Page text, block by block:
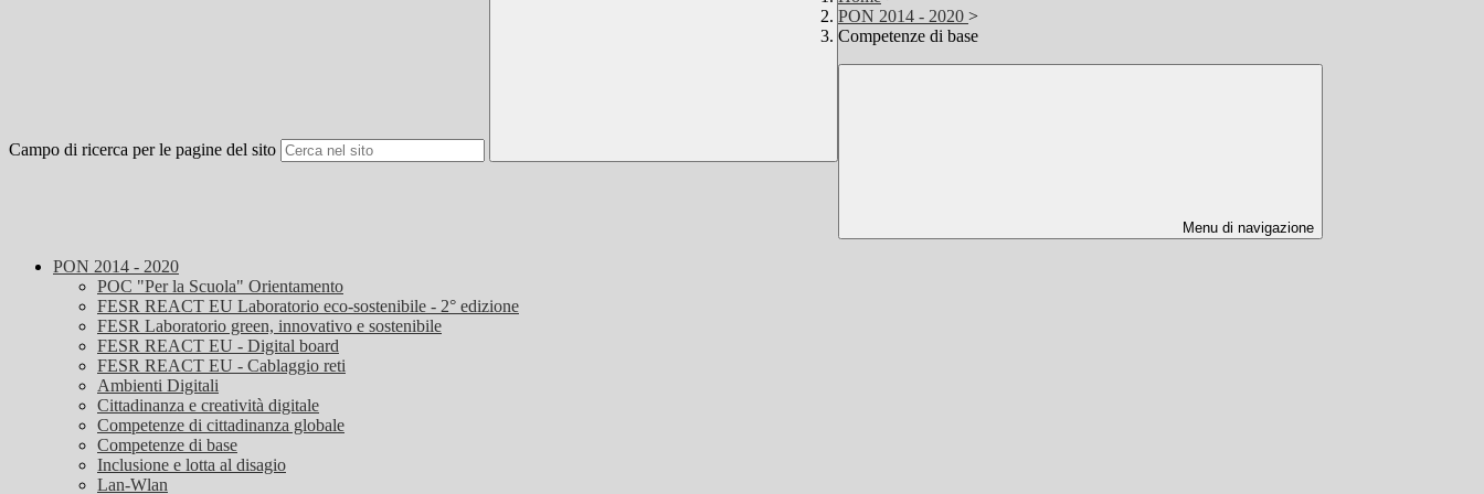
Campo di ricerca per le pagine del sito
PON 2014 - 2020 >
Competenze di base
Menu di navigazione
PON 2014 - 2020
POC "Per la Scuola" Orientamento
FESR REACT EU Laboratorio eco-sostenibile - 2° edizione
FESR Laboratorio green, innovativo e sostenibile
FESR REACT EU - Digital board
FESR REACT EU - Cablaggio reti
Ambienti Digitali
Cittadinanza e creatività digitale
Competenze di cittadinanza globale
Competenze di base
Inclusione e lotta al disagio
Lan-Wlan